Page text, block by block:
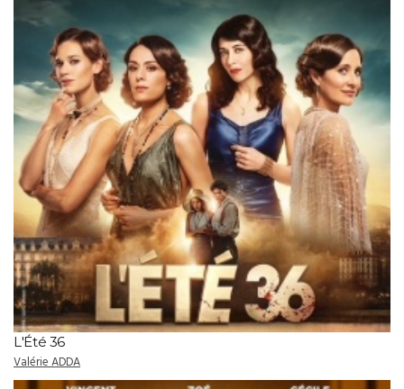
L'Été 36
Valérie ADDA